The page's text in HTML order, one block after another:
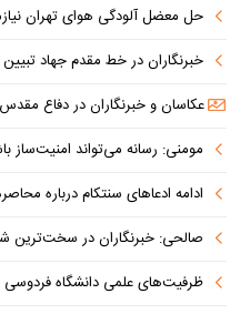
حل معضل آلودگی هوای تهران
خبرنگاران در خط مقدم جهاد
عکاسان و خبرنگاران در دفاع
مومنی: رسانه می‌تواند امنیت‌ساز
ادامه ادعاهای سنتکام درباره
صالحی: خبرنگاران در سخت‌ترین
ظرفیت‌های علمی دانشگاه فردوسی